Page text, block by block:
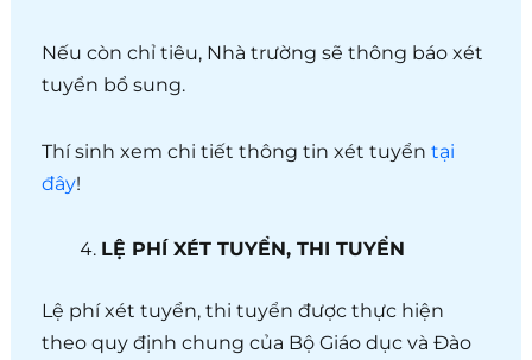
Nếu còn chỉ tiêu, Nhà trường sẽ thông báo xét
tuyển bổ sung.
Thí sinh xem chi tiết thông tin xét tuyểntại
đây!
LỆ PHÍ XÉT TUYỂN, THI TUYỂN
Lệ phí xét tuyển, thi tuyển được thực hiện
theo quy định chung của Bộ Giáo dục và Đào